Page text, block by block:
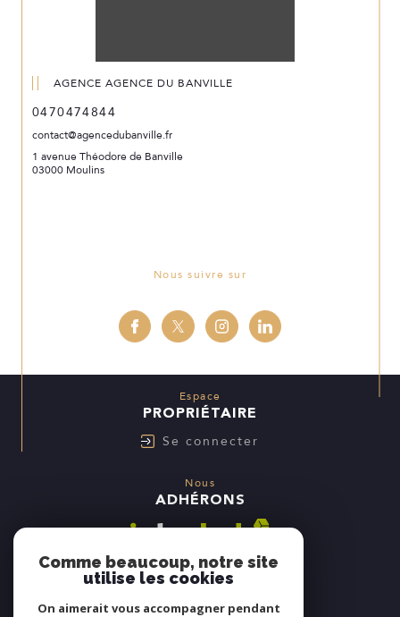
AGENCE AGENCE DU BANVILLE
0470474844
contact@agencedubanville.fr
1 avenue Théodore de Banville
03000 Moulins
Nous suivre sur
Espace
PROPRIÉTAIRE
Se connecter
Nous
ADHÉRONS
Comme beaucoup, notre site
utilise les cookies
On aimerait vous accompagner pendant